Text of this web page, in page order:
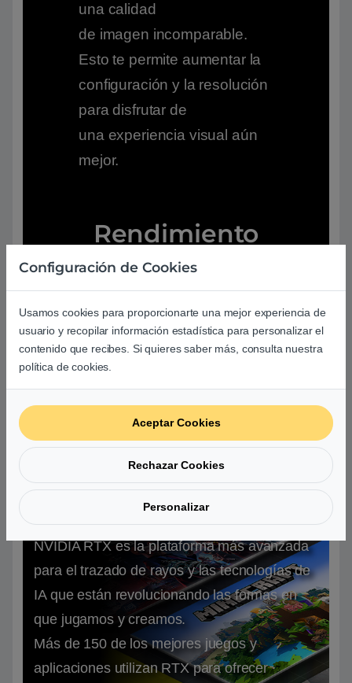
una calidad
de imagen incomparable.
Esto te permite aumentar la
configuración y la resolución
para disfrutar de
una experiencia visual aún
mejor.
Rendimiento
RTX está encendido
NVIDIA RTX es la plataforma más avanzada
para el trazado de rayos y las tecnologías de
IA que están revolucionando las formas en
que jugamos y creamos.
Más de 150 de los mejores juegos y
aplicaciones utilizan RTX para ofrecer
Configuración de Cookies
Usamos cookies para proporcionarte una mejor experiencia de
usuario y recopilar información estadística para personalizar el
contenido que recibes. Si quieres saber más, consulta nuestra
política de cookies.
Aceptar Cookies
Rechazar Cookies
Personalizar